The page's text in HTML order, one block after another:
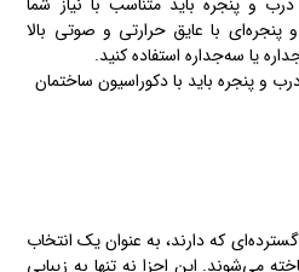
پنجره‌ای با عایق حرارتی و صوتی بالا
یا سه‌جداره استفاده کنید.
و پنجره باید با دکوراسیون ساختمان
که دارند، به عنوان یک انتخاب
می‌شوند. این اجزا نه تنها به زیبایی